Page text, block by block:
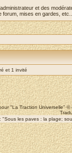
et des
mises en gardes, etc..
et 1 invité
"La Traction Universelle"
"Sous les paves : la plage;